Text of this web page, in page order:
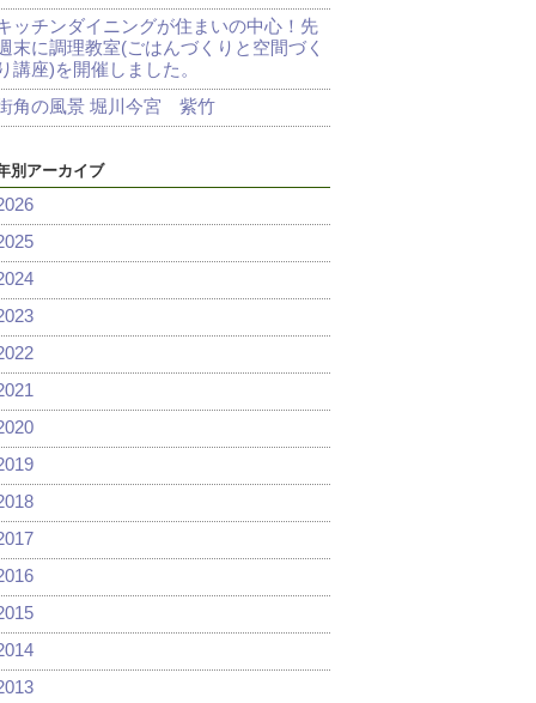
ッチンダイニングが住まいの中心！先
末に調理教室(ごはんづくりと空間づく
り講座)を開催しました。
角の風景 堀川今宮 紫竹
別アーカイブ